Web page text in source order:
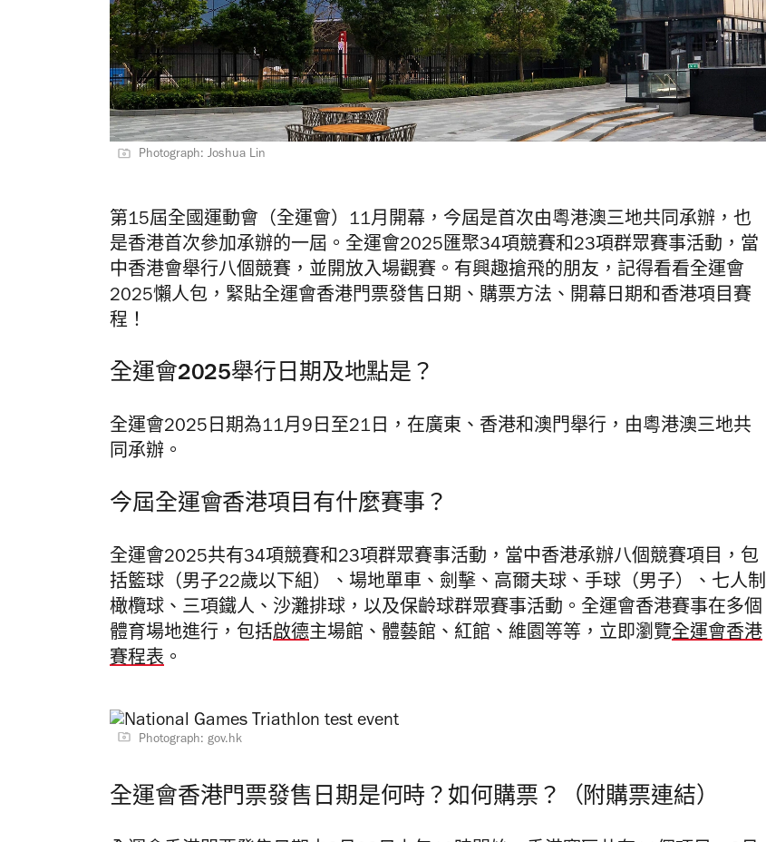
Photograph: Joshua Lin
第15屆全國運動會（全運會）11月開幕，今屆是首次由粵港澳三地共同承辦，也
是香港首次參加承辦的一屆。全運會2025匯聚34項競賽和23項群眾賽事活動，當
中香港會舉行八個競賽，並開放入場觀賽。有興趣搶飛的朋友，記得看看全運會
2025懶人包，緊貼全運會香港門票發售日期、購票方法、開幕日期和香港項目賽
程！
全運會2025舉行日期及地點是？
全運會2025日期為11月9日至21日，在廣東、香港和澳門舉行，由粵港澳三地共
同承辦。
今屆全運會香港項目有什麼賽事？
全運會2025共有34項競賽和23項群眾賽事活動，當中香港承辦八個競賽項目，包
括籃球（男子22歲以下組）、場地單車、劍擊、高爾夫球、手球（男子）、七人制
橄欖球、三項鐵人、沙灘排球，以及保齡球群眾賽事活動。全運會香港賽事在多個
體育場地進行，包括啟德主場館、體藝館、紅館、維園等等，立即瀏覽全運會香港
賽程表 。
Photograph: gov.hk
全運會香港門票發售日期是何時？如何購票？（附購票連結）